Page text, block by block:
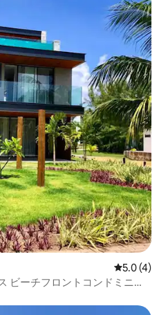
レビュー4
5.0 (4)
ビーチフロントコンドミニア